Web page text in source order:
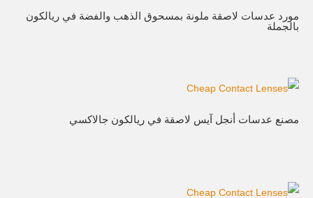
مورد عدسات لاصقة ملونة بمسحوق الذهب والفضة في ريالكون
بالجملة
مصنع عدسات أنجل آيس لاصقة في ريالكون جالاكسي